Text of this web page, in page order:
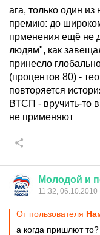
ага, только один из
премию: до
прменения ещё не
людям", как
принесло
(процентов 80) -
повторяется
ВТСП - вручить-то
не применяют
Молодой и
11:32, 06.10.2010
От пользователя
а когда пришлют то?